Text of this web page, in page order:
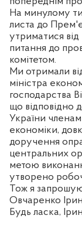
На минулому
листа до
утриматися
питання до
комітетом.
Ми отримали
міністра
господарства
що відповідно
України
економіки,
доручення
центральних
метою
утворено
Тож я запрошую
Овчаренко
Будь ласка,